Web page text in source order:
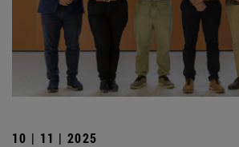
10 | 11 | 2025